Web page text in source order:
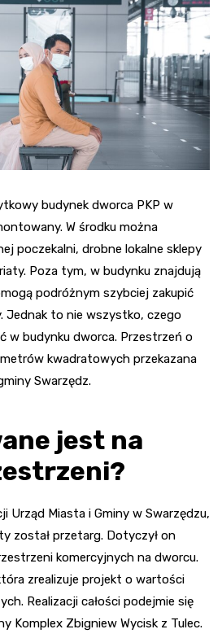
budynek dworca PKP w
W środku można
poczekalni, drobne lokalne sklepy
Poza tym, w budynku znajdują
podróżnym szybciej zakupić
Jednak to nie wszystko, czego
w budynku dworca. Przestrzeń o
kwadratowych przekazana
Swarzędz.
jest na
Urząd Miasta i Gminy w Swarzędzu,
został przetarg. Dotyczył on
komercyjnych na dworcu.
zrealizuje projekt o wartości
Realizacji całości podejmie się
Komplex Zbigniew Wycisk z Tulec.